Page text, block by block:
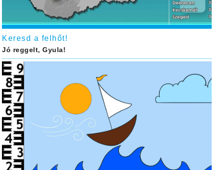
Keresd a felhőt!
Jó reggelt, Gyula!